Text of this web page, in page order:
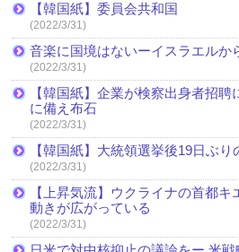
【韓国紙】委員会共和国
(2022/3/31)
音楽に国境はないーイスラエルか
(2022/3/31)
【韓国紙】企業が検察出身者招
に備え布石
(2022/3/31)
【韓国紙】大統領選挙後19日ぶ
(2022/3/31)
【上昇気流】ウクライナの首都
動きが広がっている
(2022/3/31)